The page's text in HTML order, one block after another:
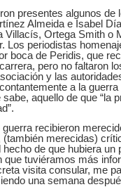
presentes algunos
Almeida e Isabel
Villacís, Ortega Smith o
Los periodistas
boca de Peridis, que
pero no faltaron
y las
a la
aquello de que “la
guerra recibieron
(también merecidas)
de que hubiera un
que tuviéramos más
visita consular, me
una semana